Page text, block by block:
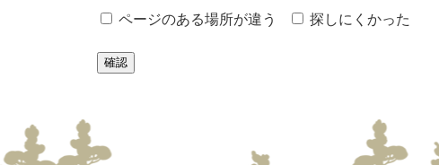
ページのある場所が違う
探しにくかった